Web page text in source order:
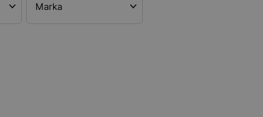
Marka